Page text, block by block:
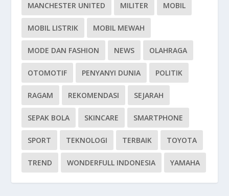
MANCHESTER UNITED MILITER MOBIL
MOBIL LISTRIK MOBIL MEWAH
MODE DAN FASHION NEWS OLAHRAGA
OTOMOTIF PENYANYI DUNIA POLITIK
RAGAM REKOMENDASI SEJARAH
SEPAK BOLA SKINCARE SMARTPHONE
SPORT TEKNOLOGI TERBAIK TOYOTA
TREND WONDERFULL INDONESIA YAMAHA